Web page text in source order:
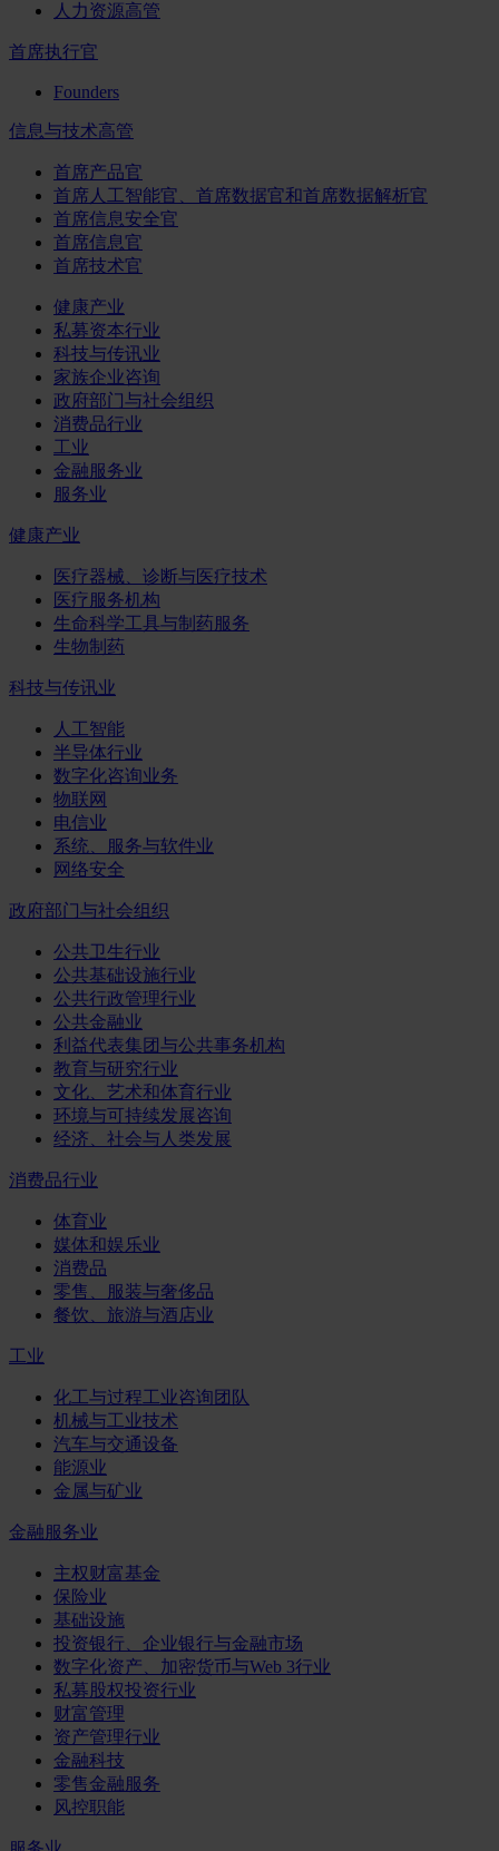
人力资源高管
首席执行官
Founders
信息与技术高管
首席产品官
首席人工智能官、首席数据官和首席数据解析官
首席信息安全官
首席信息官
首席技术官
健康产业
私募资本行业
科技与传讯业
家族企业咨询
政府部门与社会组织
消费品行业
工业
金融服务业
服务业
健康产业
医疗器械、诊断与医疗技术
医疗服务机构
生命科学工具与制药服务
生物制药
科技与传讯业
人工智能
半导体行业
数字化咨询业务
物联网
电信业
系统、服务与软件业
网络安全
政府部门与社会组织
公共卫生行业
公共基础设施行业
公共行政管理行业
公共金融业
利益代表集团与公共事务机构
教育与研究行业
文化、艺术和体育行业
环境与可持续发展咨询
经济、社会与人类发展
消费品行业
体育业
媒体和娱乐业
消费品
零售、服装与奢侈品
餐饮、旅游与酒店业
工业
化工与过程工业咨询团队
机械与工业技术
汽车与交通设备
能源业
金属与矿业
金融服务业
主权财富基金
保险业
基础设施
投资银行、企业银行与金融市场
数字化资产、加密货币与Web 3行业
私募股权投资行业
财富管理
资产管理行业
金融科技
零售金融服务
风控职能